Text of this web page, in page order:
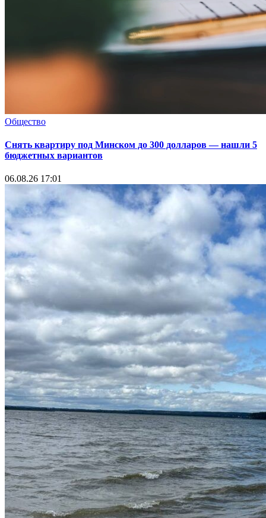
Общество
Снять квартиру под Минском до 300 долларов — нашли 5
бюджетных вариантов
06.08.26 17:01